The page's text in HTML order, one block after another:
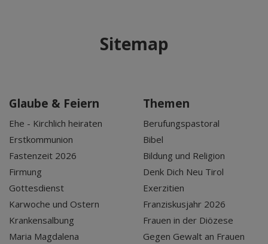
Sitemap
Glaube & Feiern
Ehe - Kirchlich heiraten
Erstkommunion
Fastenzeit 2026
Firmung
Gottesdienst
Karwoche und Ostern
Krankensalbung
Maria Magdalena
Themen
Berufungspastoral
Bibel
Bildung und Religion
Denk Dich Neu Tirol
Exerzitien
Franziskusjahr 2026
Frauen in der Diözese
Gegen Gewalt an Frauen